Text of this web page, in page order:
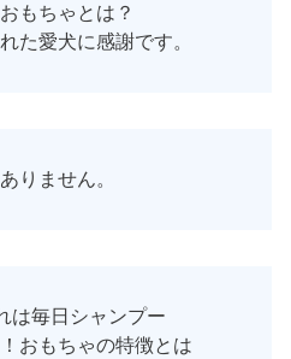
もちゃとは？
た愛犬に感謝です。
りません。
は毎日シャンプー
おもちゃの特徴とは